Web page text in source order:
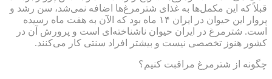
قبلاً که این مکمل‌ها به غذای شترمرغ‌ها اضافه نمی‌شد، سن رشد و
پروار این حیوان در ایران ۱۴ ماه بود که الآن به هفت ماه رسیده
است. شترمرغ در ایران حیوان ناشناخته‌ای است و پرورش آن در
کشور هنوز تخصصی نیست و بیشتر افراد سنتی کار می‌کنند.
چگونه از شترمرغ مراقبت کنیم؟